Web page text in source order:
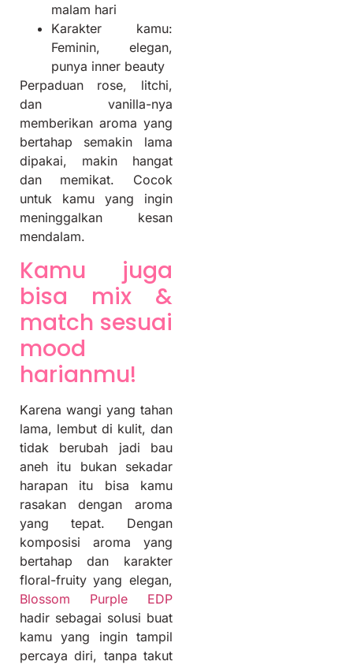
malam hari
Karakter kamu:
Feminin, elegan,
punya inner beauty
Perpaduan rose, litchi,
dan vanilla-nya
memberikan aroma yang
bertahap semakin lama
dipakai, makin hangat
dan memikat. Cocok
untuk kamu yang ingin
meninggalkan kesan
mendalam.
Kamu juga
bisa mix &
match sesuai
mood
harianmu!
Karena wangi yang tahan
lama, lembut di kulit, dan
tidak berubah jadi bau
aneh itu bukan sekadar
harapan itu bisa kamu
rasakan dengan aroma
yang tepat. Dengan
komposisi aroma yang
bertahap dan karakter
floral-fruity yang elegan,
Blossom Purple EDP
hadir sebagai solusi buat
kamu yang ingin tampil
percaya diri, tanpa takut